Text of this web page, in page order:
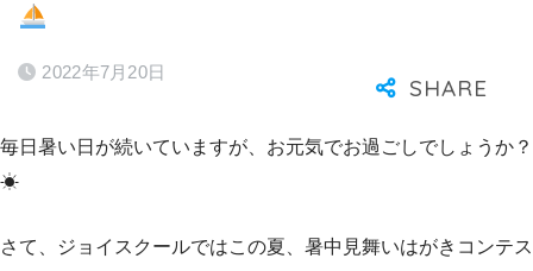
2022年7月20日
毎日暑い日が続いていますが、お元気でお過ごしでしょうか？
☀
さて、ジョイスクールではこの夏、暑中見舞いはがきコンテス